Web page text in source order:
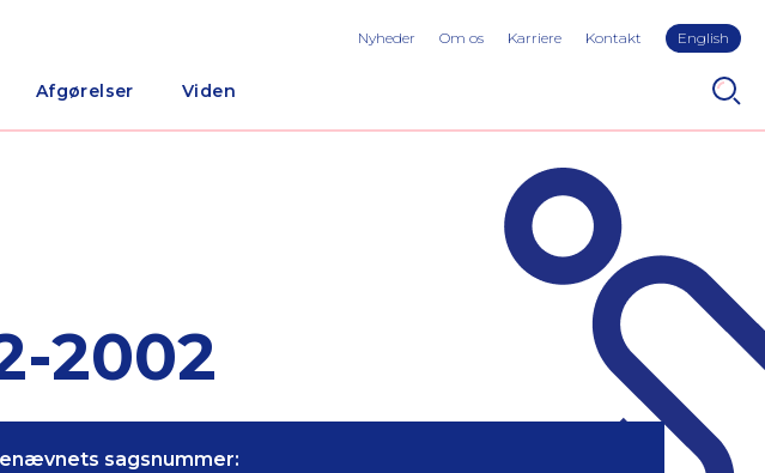
Afgørelser Viden
Nyheder Om os Karriere Kontakt English
2002
sagsnummer: